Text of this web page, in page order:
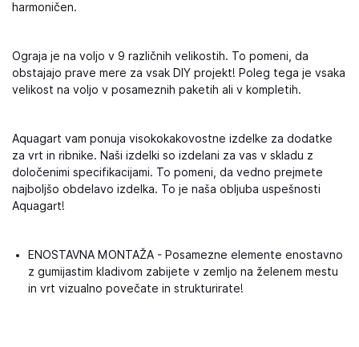
harmoničen.
Ograja je na voljo v 9 različnih velikostih. To pomeni, da
obstajajo prave mere za vsak DIY projekt! Poleg tega je vsaka
velikost na voljo v posameznih paketih ali v kompletih.
Aquagart vam ponuja visokokakovostne izdelke za dodatke
za vrt in ribnike. Naši izdelki so izdelani za vas v skladu z
določenimi specifikacijami. To pomeni, da vedno prejmete
najboljšo obdelavo izdelka. To je naša obljuba uspešnosti
Aquagart!
ENOSTAVNA MONTAŽA - Posamezne elemente enostavno
z gumijastim kladivom zabijete v zemljo na želenem mestu
in vrt vizualno povečate in strukturirate!